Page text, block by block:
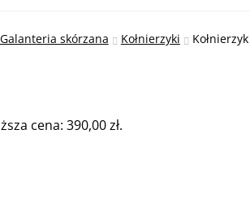
Galanteria skórzana Kołnierzyki
cena:390,00zł.